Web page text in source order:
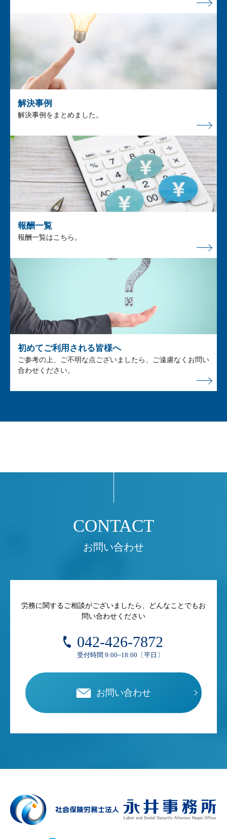
解決事例
解決事例をまとめました。
報酬一覧
報酬一覧はこちら。
初めてご利用される皆様へ
ご参考の上、ご不明な点ございましたら、ご遠慮なくお問い
合わせください。
お問い合わせ
労務に関するご相談がございましたら、どんなことでもお
問い合わせください
042-426-7872
受付時間 9:00~18:00〔平日〕
お問い合わせ